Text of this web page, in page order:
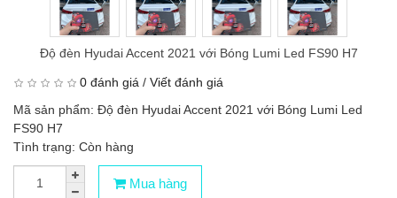
Độ đèn Hyudai Accent 2021 với Bóng Lumi Led FS90 H7
0 đánh giá / Viết đánh giá
Mã sản phẩm: Độ đèn Hyudai Accent 2021 với Bóng Lumi Led
FS90 H7
Tình trạng: Còn hàng
Mua hàng